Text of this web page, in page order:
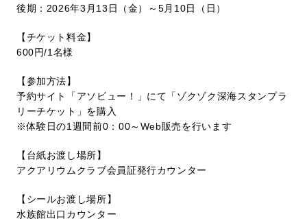
後期：2026年3月13日（金）～5月10日（日）
【チケット料金】
600円/1名様
【参加方法】
予約サイト「 アソビュー！
」にて「ゾクゾク深海スタンプラ
リーチケット」を購入
※体験日の1週間前0：00～Web販売を行います
【台紙お渡し場所】
アクアリウムクラブ会員証発行カウンター
【シールお渡し場所】
水族館出口カウンター